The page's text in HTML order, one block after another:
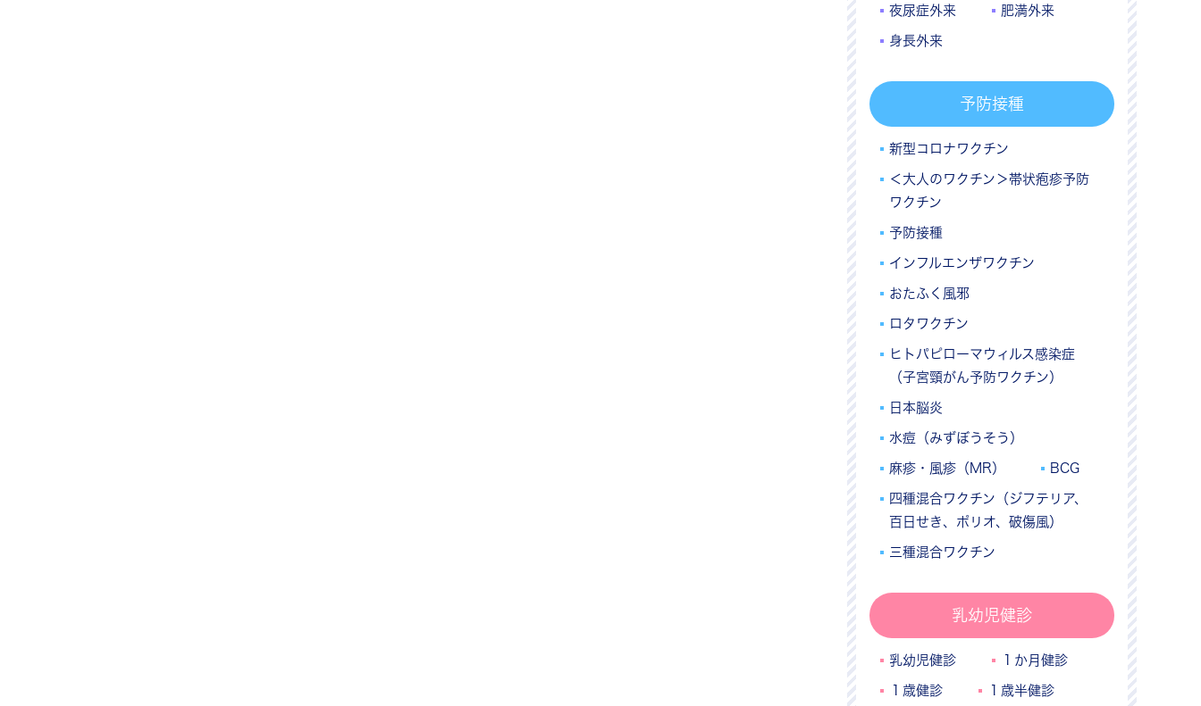
夜尿症外来 肥満外来
身長外来
予防接種
新型コロナワクチン
＜大人のワクチン＞帯状疱疹予防
ワクチン
予防接種
インフルエンザワクチン
おたふく風邪
ロタワクチン
ヒトパピローマウィルス感染症
（子宮頸がん予防ワクチン）
日本脳炎
水痘（みずぼうそう）
麻疹・風疹（MR） BCG
四種混合ワクチン（ジフテリア、
百日せき、ポリオ、破傷風）
三種混合ワクチン
乳幼児健診
乳幼児健診 １か月健診
１歳健診 １歳半健診